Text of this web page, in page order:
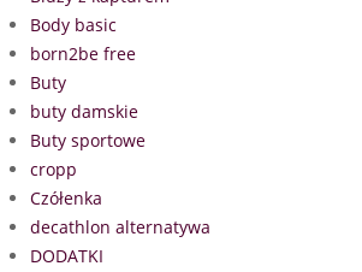
Body basic
born2be free
Buty
buty damskie
Buty sportowe
cropp
Czółenka
decathlon alternatywa
DODATKI